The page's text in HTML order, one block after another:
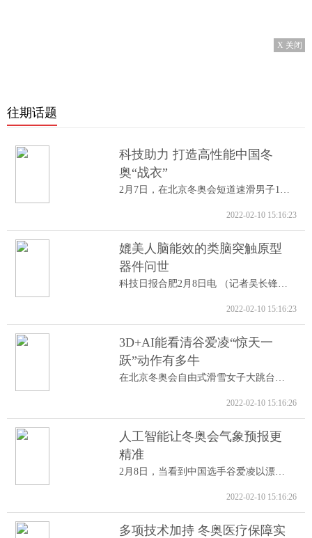
X 关闭
往期话题
科技助力 打造高性能中国冬
奥“战衣”
2月7日，在北京冬奥会短道速滑男子1000米A...
2022-02-10 15:16:23
媲美人脑能效的类脑突触原型
器件问世
科技日报合肥2月8日电 （记者吴长锋）8日...
2022-02-10 15:16:23
3D+AI能看清谷爱凌“惊天一
跃”动作有多牛
在北京冬奥会自由式滑雪女子大跳台决赛中...
2022-02-10 15:16:26
人工智能让冬奥会气象预报更
精准
2月8日，当看到中国选手谷爱凌以漂亮的高...
2022-02-10 15:16:26
多项技术加持 冬奥医疗保障实